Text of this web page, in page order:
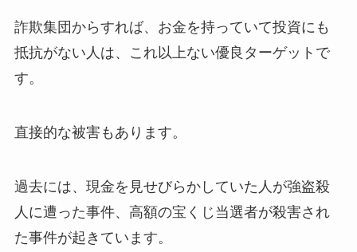
詐欺集団からすれば、お金を持っていて投資にも
抵抗がない人は、これ以上ない優良ターゲットで
す。
直接的な被害もあります。
過去には、現金を見せびらかしていた人が強盗殺
人に遭った事件、高額の宝くじ当選者が殺害され
た事件が起きています。